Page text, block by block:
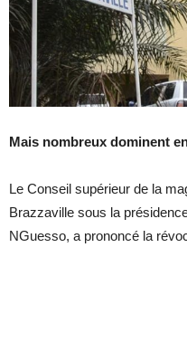
Mais nombreux dominent
Le Conseil supérieur de la
Brazzaville sous la
NGuesso, a prononcé la